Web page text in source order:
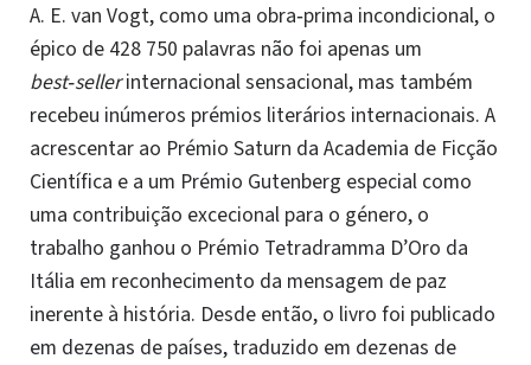
A. E. van Vogt, como uma obra‑prima incondicional, o
épico de 428 750 palavras não foi apenas um
best‑sellerinternacional sensacional, mas também
recebeu inúmeros prémios literários internacionais. A
acrescentar ao Prémio Saturn da Academia de Ficção
Científica e a um Prémio Gutenberg especial como
uma contribuição excecional para o género, o
trabalho ganhou o Prémio Tetradramma D’Oro da
Itália em reconhecimento da mensagem de paz
inerente à história. Desde então, o livro foi publicado
em dezenas de países, traduzido em dezenas de